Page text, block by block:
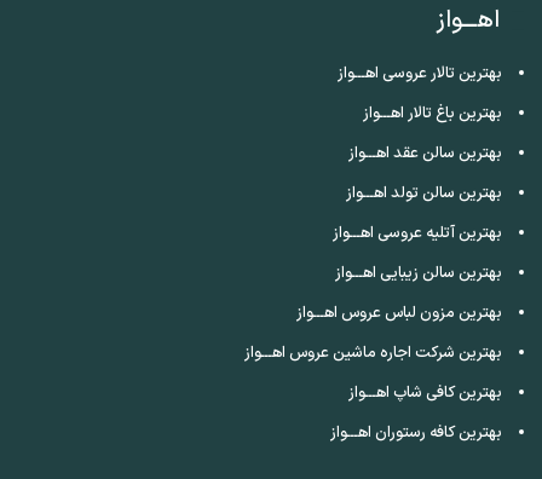
اهـــواز
بهترین تالار عروسی اهـــواز
بهترین باغ تالار اهـــواز
بهترین سالن عقد اهـــواز
بهترین سالن تولد اهـــواز
بهترین آتلیه عروسی اهـــواز
بهترین سالن زیبایی اهـــواز
بهترین مزون لباس عروس اهـــواز
بهترین شرکت اجاره ماشین عروس اهـــواز
بهترین کافی شاپ اهـــواز
بهترین کافه رستوران اهـــواز